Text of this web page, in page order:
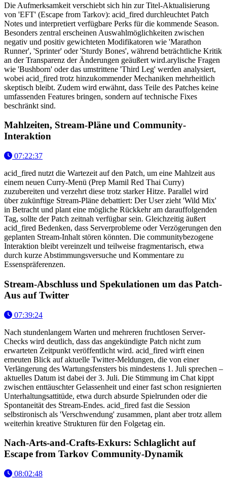
Die Aufmerksamkeit verschiebt sich hin zur Titel-Aktualisierung
von 'EFT' (Escape from Tarkov): acid_fired durchleuchtet Patch
Notes und interpretiert verfügbare Perks für die kommende Season.
Besonders zentral erscheinen Auswahlmöglichkeiten zwischen
negativ und positiv gewichteten Modifikatoren wie 'Marathon
Runner', 'Sprinter' oder 'Sturdy Bones', während beträchtliche Kritik
an der Transparenz der Änderungen geäußert wird.arylische Fragen
wie 'Bushborn' oder das umstrittene 'Third Leg' werden analysiert,
wobei acid_fired trotz hinzukommender Mechaniken mehrheitlich
skeptisch bleibt. Zudem wird erwähnt, dass Teile des Patches keine
umfassenden Features bringen, sondern auf technische Fixes
beschränkt sind.
Mahlzeiten, Stream-Pläne und Community-
Interaktion
07:22:37
acid_fired nutzt die Wartezeit auf den Patch, um eine Mahlzeit aus
einem neuen Curry-Menü (Prep Mamil Red Thai Curry)
zuzubereiten und verzehrt diese trotz starker Hitze. Parallel wird
über zukünftige Stream-Pläne debattiert: Der User zieht 'Wild Mix'
in Betracht und plant eine mögliche Rückkehr am darauffolgenden
Tag, sollte der Patch zeitnah verfügbar sein. Gleichzeitig äußert
acid_fired Bedenken, dass Serverprobleme oder Verzögerungen den
geplanten Stream-Inhalt stören könnten. Die communitybezogene
Interaktion bleibt vereinzelt und teilweise fragmentarisch, etwa
durch kurze Abstimmungsversuche und Kommentare zu
Essenspräferenzen.
Stream-Abschluss und Spekulationen um das Patch-
Aus auf Twitter
07:39:24
Nach stundenlangem Warten und mehreren fruchtlosen Server-
Checks wird deutlich, dass das angekündigte Patch nicht zum
erwarteten Zeitpunkt veröffentlicht wird. acid_fired wirft einen
erneuten Blick auf aktuelle Twitter-Meldungen, die von einer
Verlängerung des Wartungsfensters bis mindestens 1. Juli sprechen –
aktuelles Datum ist dabei der 3. Juli. Die Stimmung im Chat kippt
zwischen enttäuschter Gelassenheit und einer fast schon resignierten
Unterhaltungsattitüde, etwa durch absurde Spielrunden oder die
Spontaneität des Stream-Endes. acid_fired fast die Session
selbstironisch als 'Verschwendung' zusammen, plant aber trotz allem
weiterhin kreative Strukturen für den Folgetag ein.
Nach-Arts-and-Crafts-Exkurs: Schlaglicht auf
Escape from Tarkov Community-Dynamik
08:02:48